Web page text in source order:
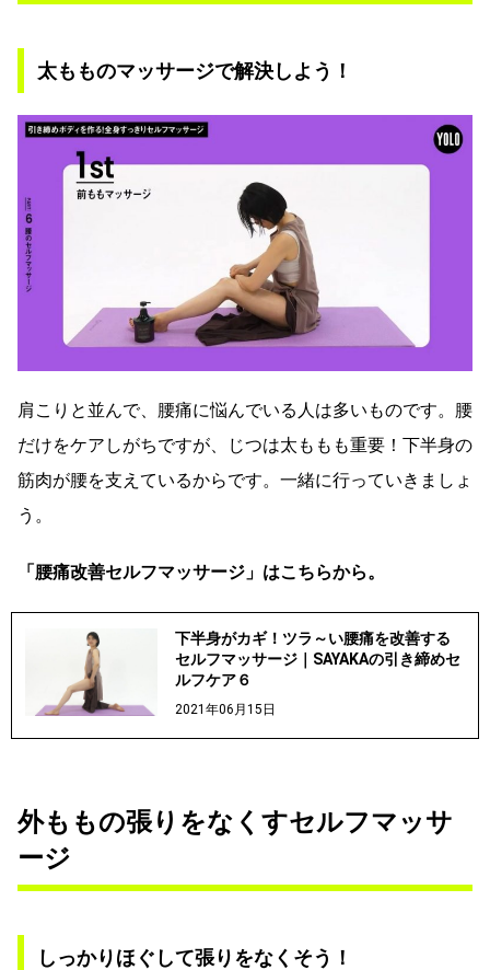
太もものマッサージで解決しよう！
肩こりと並んで、腰痛に悩んでいる人は多いものです。腰
だけをケアしがちですが、じつは太ももも重要！下半身の
筋肉が腰を支えているからです。一緒に行っていきましょ
う。
「腰痛改善セルフマッサージ」はこちらから。
下半身がカギ！ツラ～い腰痛を改善する
セルフマッサージ｜SAYAKAの引き締めセ
ルフケア６
2021年06月15日
外ももの張りをなくすセルフマッサ
ージ
しっかりほぐして張りをなくそう！